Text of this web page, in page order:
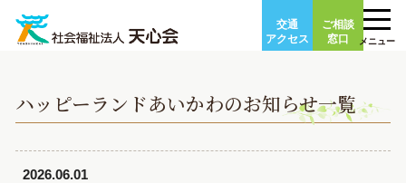
content
交通
アクセス
ご相談
窓口
メニュー
ハッピーランドあいかわのお知らせ一覧
2026.06.01